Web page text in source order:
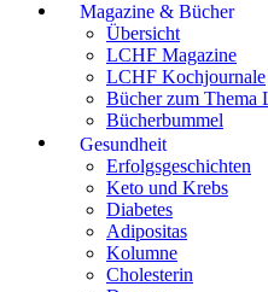
Magazine & Bücher
Übersicht
LCHF Magazine
LCHF Kochjournale
Bücher zum Thema
Bücherbummel
Gesundheit
Erfolgsgeschichten
Keto und Krebs
Diabetes
Adipositas
Kolumne
Cholesterin